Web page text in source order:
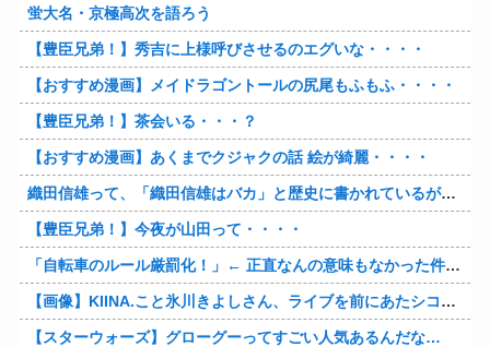
蛍大名・京極高次を語ろう
【豊臣兄弟！】秀吉に上様呼びさせるのエグいな・・・・
【おすすめ漫画】メイドラゴントールの尻尾もふもふ・・・・
【豊臣兄弟！】茶会いる・・・？
【おすすめ漫画】あくまでクジャクの話 絵が綺麗・・・・
織田信雄って、「織田信雄はバカ」と歴史に書かれているが今まで家が残っているんでバカではないよな？
【豊臣兄弟！】今夜が山田って・・・・
「自転車のルール厳罰化！」← 正直なんの意味もなかった件www
【画像】KIINA.こと氷川きよしさん、ライブを前にあたシコ欲全開www
【スターウォーズ】グローグーってすごい人気あるんだな…